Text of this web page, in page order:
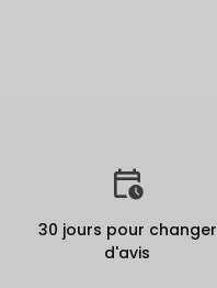
30 jours pour changer
d'avis